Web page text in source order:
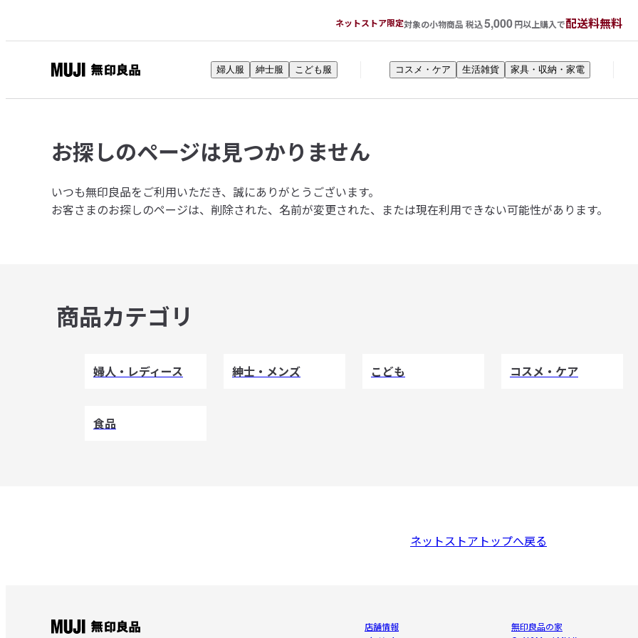
ネットストア限定対象の小物商品 税込5,000円以上購入で配送料無料
印
品
ネ
ト
ス
婦人服 紳士服 こども服 コスメ・ケア 生活雑貨 家具・収納・家電
お探しのページは見つかりません
いつも無印良品をご利用いただき、誠にありがとうございます。
お客さまのお探しのページは、削除された、名前が変更された、または現在利用できない可能性があります。
商品カテゴリ
婦人・レディース 紳士・メンズ こども コスメ・ケア
食品
ネットストアトップへ戻る
店舗情報
無印良品の家